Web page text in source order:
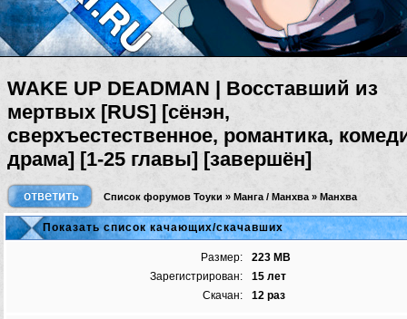
WAKE UP DEADMAN | Восставший из
мертвых [RUS] [сёнэн,
сверхъестественное, романтика,
драма] [1-25 главы] [завершён]
Список форумов Тоуки » Манга / Манхва » Манхва
Показать список качающих/скачавших
Размер:
223 MB
Зарегистрирован:
15 лет
Скачан:
12 раз